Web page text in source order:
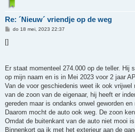
Re: ´Nieuw´ vriendje op de weg
Bdo 18 mei, 2023 22:37
[]
Er staat momenteel 274.000 op de teller. Hij
op mijn naam en is in Mei 2023 voor 2 jaar
Van de voor geschiedenis weet ik ook
van de zoon van de eigenaar, hij heeft er
gereden maar is ondanks onwel geworden en
Daarom mocht de auto ook weg. De zoon
Omdat de buitenkant van de auto niet mooi is
Binnenkort ga ik met het exterieur aan de